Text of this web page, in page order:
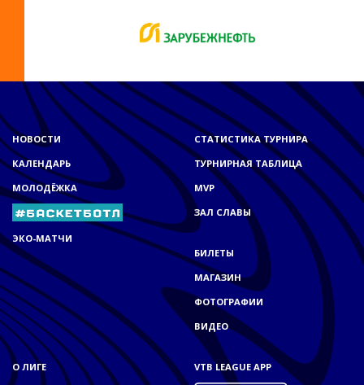
НОВОСТИ
КАЛЕНДАРЬ
МОЛОДЁЖКА
ЭКО-МАТЧИ
СТАТИСТИКА ТУРНИРА
ТУРНИРНАЯ ТАБЛИЦА
MVP
ЗАЛ СЛАВЫ
БИЛЕТЫ
МАГАЗИН
ФОТОГРАФИИ
ВИДЕО
О ЛИГЕ VTB LEAGUE APP